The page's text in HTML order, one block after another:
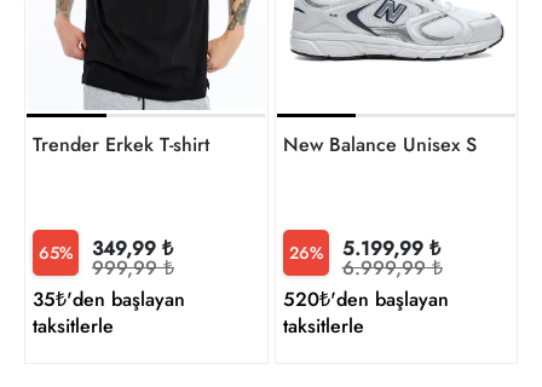
Trender Erkek T-shirt
65% 349,99 ₺
999,99 ₺
35₺'den başlayan
taksitlerle
New Balance Unisex Sneaker
26% 5.199,99 ₺
6.999,99 ₺
520₺'den başlayan
taksitlerle